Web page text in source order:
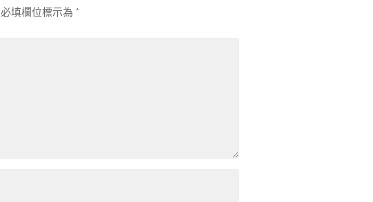
必填欄位標示為 *